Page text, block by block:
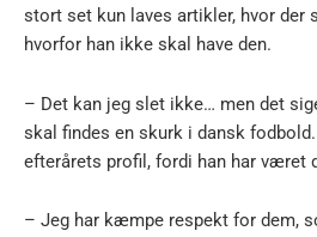
stort set kun laves artikler, hvor der
hvorfor han ikke skal have den.
– Det kan jeg slet ikke… men det
skal findes en skurk i dansk
efterårets profil, fordi han har været
– Jeg har kæmpe respekt for dem,